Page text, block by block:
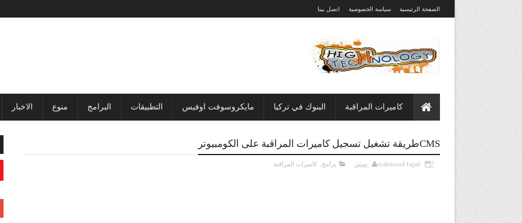
الصفحة الرئيسية سياسة الخصوصية اتصل بينا
كاميرات المراقبة البنوك في تركيا مايكروسوفت اوفيس التطبيقات البرامج منوع الاخبار
CMSطريقة تشغيل تسجيل كاميرات المراقبة على الكومبيوتر
mahmoud fajjal 7 سنين برامج كاميرات المراقبة